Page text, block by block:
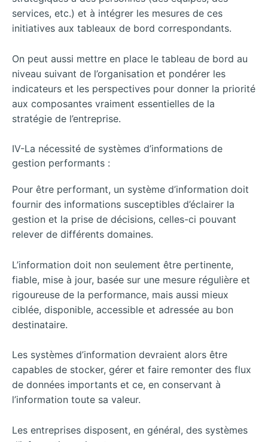
services, etc.) et à intégrer les mesures de ces
initiatives aux tableaux de bord correspondants.
On peut aussi mettre en place le tableau de bord au
niveau suivant de l’organisation et pondérer les
indicateurs et les perspectives pour donner la priorité
aux composantes vraiment essentielles de la
stratégie de l’entreprise.
IV-La nécessité de systèmes d’informations de
gestion performants :
Pour être performant, un système d’information doit
fournir des informations susceptibles d’éclairer la
gestion et la prise de décisions, celles-ci pouvant
relever de différents domaines.
L’information doit non seulement être pertinente,
fiable, mise à jour, basée sur une mesure régulière et
rigoureuse de la performance, mais aussi mieux
ciblée, disponible, accessible et adressée au bon
destinataire.
Les systèmes d’information devraient alors être
capables de stocker, gérer et faire remonter des flux
de données importants et ce, en conservant à
l’information toute sa valeur.
Les entreprises disposent, en général, des systèmes